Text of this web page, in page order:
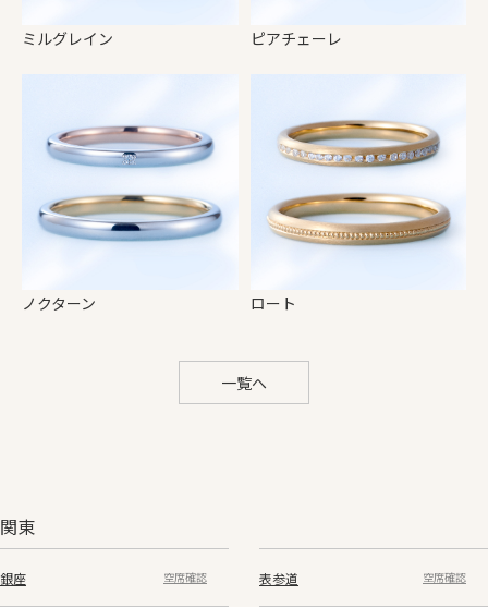
ミルグレイン ピアチェーレ
ノクターン ロート
一覧へ
関東
銀座 空席確認 表参道 空席確認